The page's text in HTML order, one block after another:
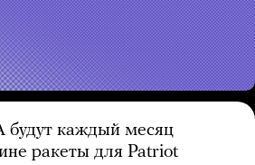
каждый месяц
ракеты для Patriot